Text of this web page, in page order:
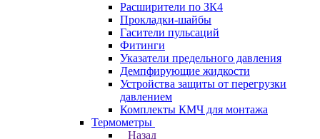
Расширители по ЗК4
Прокладки-шайбы
Гасители пульсаций
Фитинги
Указатели предельного давления
Демпфирующие жидкости
Устройства защиты от перегрузки
давлением
Комплекты КМЧ для монтажа
Термометры
Назад